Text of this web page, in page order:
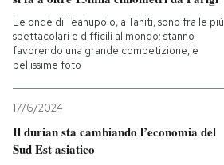
Le onde di Teahupo'o, a Tahiti, sono fra le più
spettacolari e difficili al mondo: stanno
favorendo una grande competizione, e
bellissime foto
17/6/2024
Il durian sta cambiando l’economia del
Sud Est asiatico